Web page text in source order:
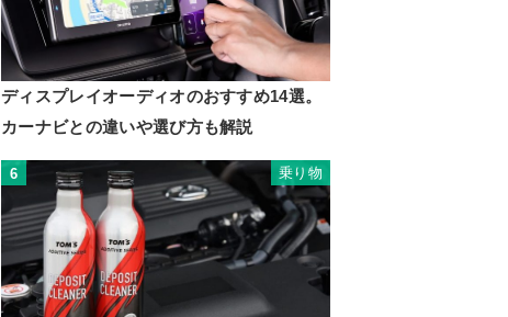
ディスプレイオーディオのおすすめ14選。
カーナビとの違いや選び方も解説
6 乗り物